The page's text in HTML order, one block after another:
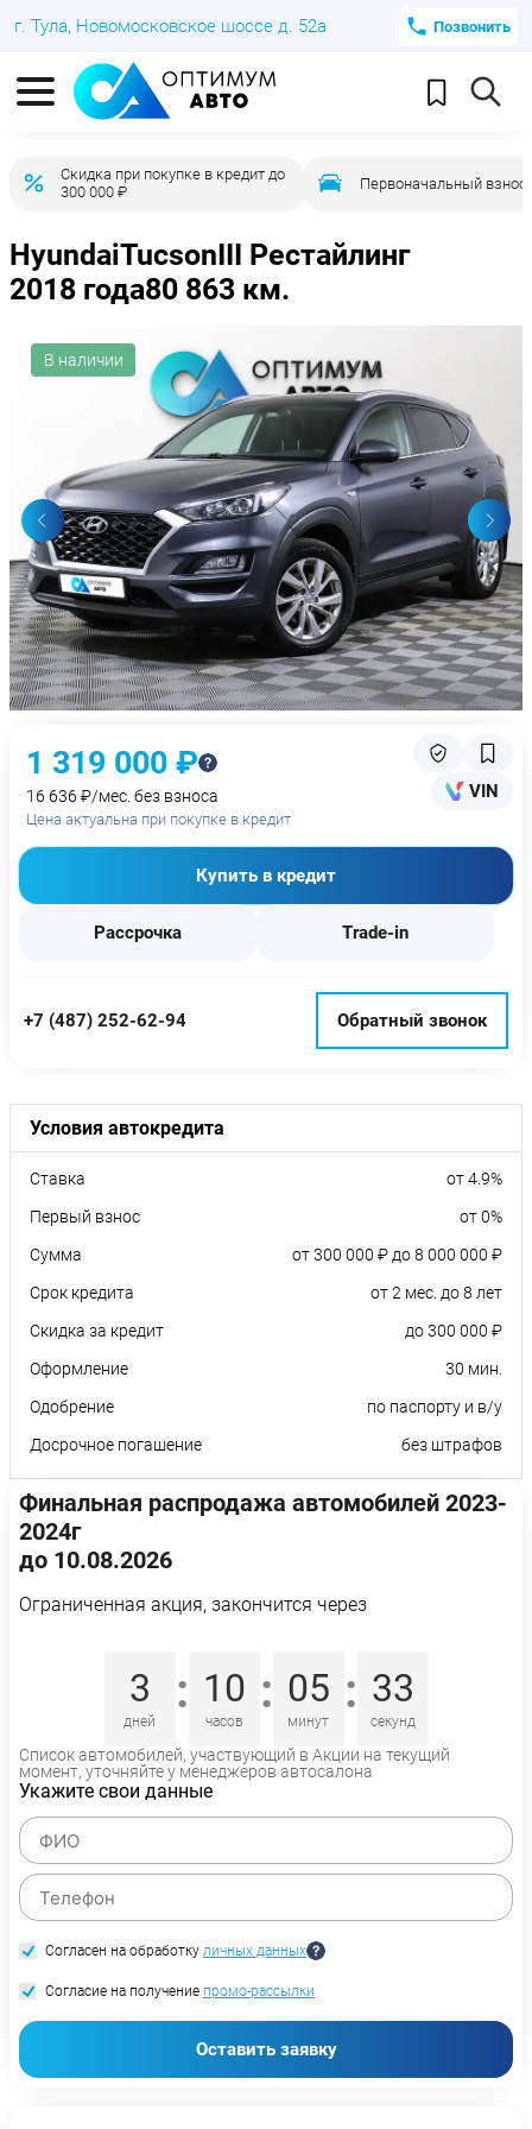
г. Тула, Новомосковское шоссе д. 52а Позвонить
Скидка при покупке в кредит до
300 000 ₽
Первоначальный взнос
HyundaiTucsonIII Рестайлинг
2018 года80 863 км.
В наличии
1 319 000 ₽
16 636 ₽/мес. без взноса
Цена актуальна при покупке в кредит
VIN
Купить в кредит
Рассрочка Trade-in
+7 (487) 252-62-94 Обратный звонок
Условия автокредита
Ставка
от 4.9%
Первый взнос
от 0%
Сумма
от 300 000 ₽ до 8 000 000 ₽
Срок кредита
от 2 мес. до 8 лет
Скидка за кредит
до 300 000 ₽
Оформление
30 мин.
Одобрение
по паспорту и в/у
Досрочное погашение
без штрафов
Финальная распродажа автомобилей 2023-
2024г
до 10.08.2026
Ограниченная акция, закончится через
3
дней
: 10
часов
: 05
минут
: 33
секунд
Список автомобилей, участвующий в Акции на текущий
момент, уточняйте у менеджеров автосалона
Укажите свои данные
Согласен на обработку личных данных
Согласие на получение промо-рассылки
Оставить заявку